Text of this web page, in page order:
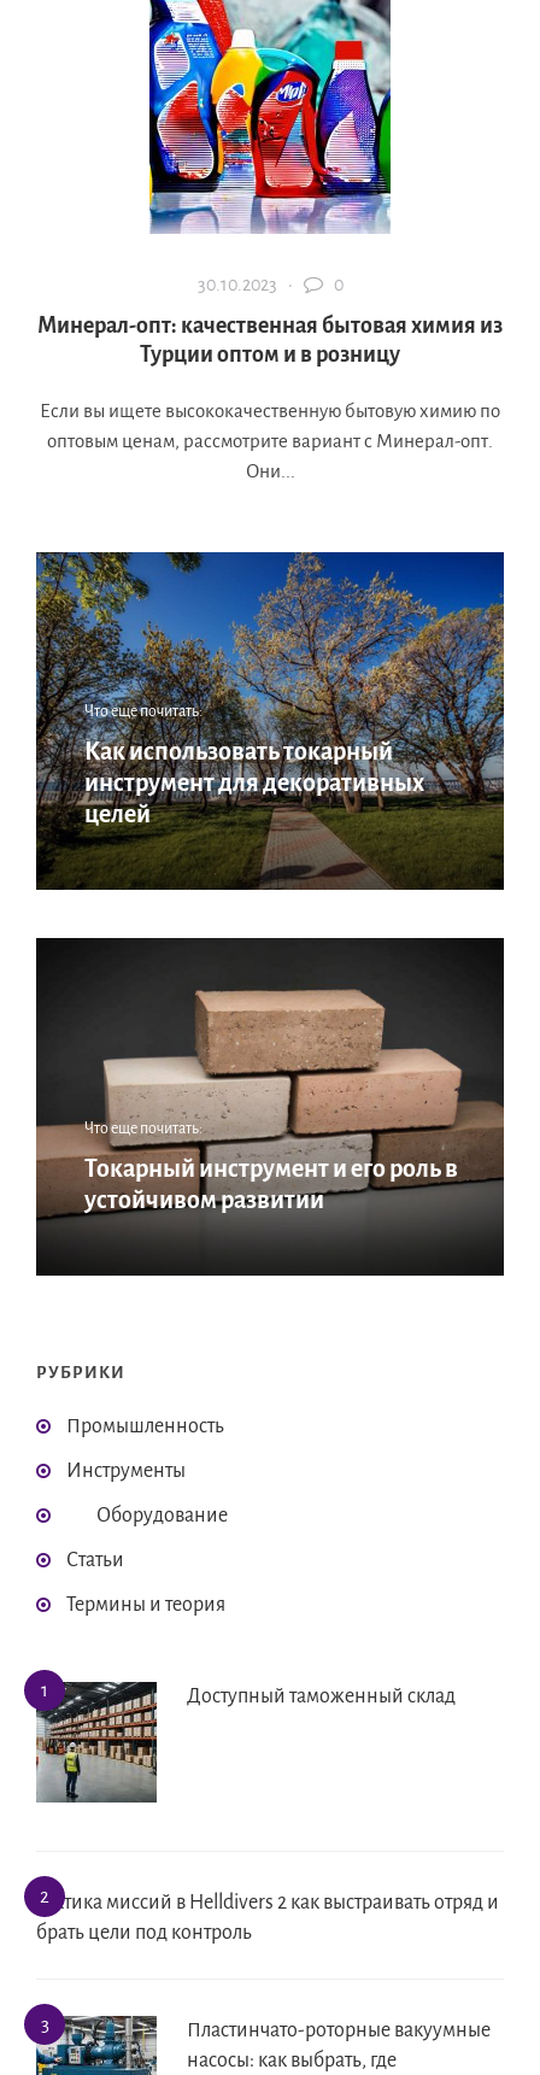
30.10.2023 · 0
Минерал-опт: качественная бытовая химия из
Турции оптом и в розницу
Если вы ищете высококачественную бытовую химию по
оптовым ценам, рассмотрите вариант с Минерал-опт.
Они...
Что еще почитать:
Как использовать токарный
инструмент для декоративных
целей
Что еще почитать:
Токарный инструмент и его роль в
устойчивом развитии
РУБРИКИ
Промышленность
Инструменты
Оборудование
Статьи
Термины и теория
Доступный таможенный склад
Тактика миссий в Helldivers 2 как выстраивать отряд и
брать цели под контроль
Пластинчато-роторные вакуумные
насосы: как выбрать, где